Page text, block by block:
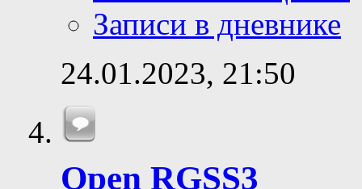
Записи в дневнике
24.01.2023, 21:50
Open RGSS3